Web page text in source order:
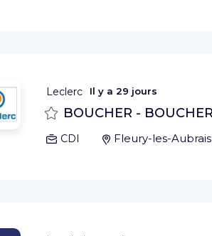
Leclerc Il y a 29 jours
Sauvegarder
BOUCHER -
CDI Fleury-les-Aubrais